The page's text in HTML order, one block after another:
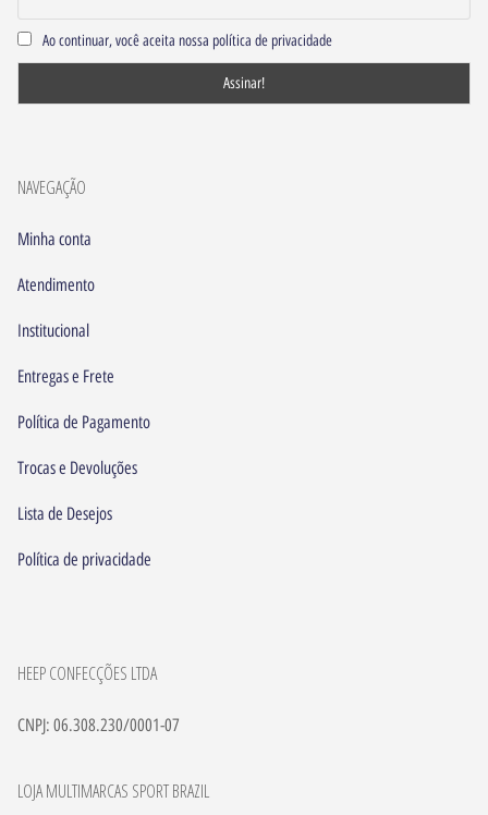
Ao continuar, você aceita nossa política de privacidade
NAVEGAÇÃO
Minha conta
Atendimento
Institucional
Entregas e Frete
Política de Pagamento
Trocas e Devoluções
Lista de Desejos
Política de privacidade
HEEP CONFECÇÕES LTDA
CNPJ: 06.308.230/0001-07
LOJA MULTIMARCAS SPORT BRAZIL